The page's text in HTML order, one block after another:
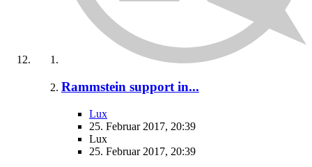
Rammstein support in...
Lux
25. Februar 2017, 20:39
Lux
25. Februar 2017, 20:39